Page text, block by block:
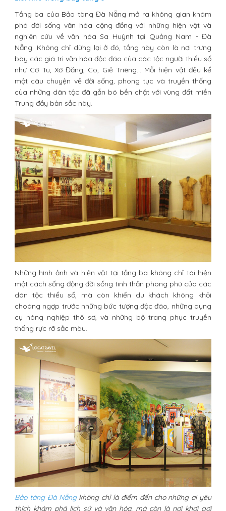
Tầng ba của Bảo tàng Đà Nẵng mở ra không gian khám
phá đời sống văn hóa cộng đồng với những hiện vật và
nghiên cứu về văn hóa Sa Huỳnh tại Quảng Nam - Đà
Nẵng. Không chỉ dừng lại ở đó, tầng này còn là nơi trưng
bày các giá trị văn hóa độc đáo của các tộc người thiểu số
như Cơ Tu, Xơ Đăng, Co, Giẻ Triêng... Mỗi hiện vật đều kể
một câu chuyện về đời sống, phong tục và truyền thống
của những dân tộc đã gắn bó bền chặt với vùng đất miền
Trung đầy bản sắc này.
Những hình ảnh và hiện vật tại tầng ba không chỉ tái hiện
một cách sống động đời sống tinh thần phong phú của các
dân tộc thiểu số, mà còn khiến du khách không khỏi
choáng ngợp trước những bức tượng độc đáo, những dụng
cụ nông nghiệp thô sơ, và những bộ trang phục truyền
thống rực rỡ sắc màu.
Bảo tàng Đà Nẵngkhông chỉ là điểm đến cho những ai yêu
thích khám phá lịch sử và văn hóa, mà còn là nơi khơi gợi